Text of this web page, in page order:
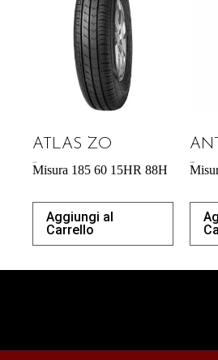
ATLAS ZO
Misura 185 60 15HR 88H
Aggiungi al
Carrello